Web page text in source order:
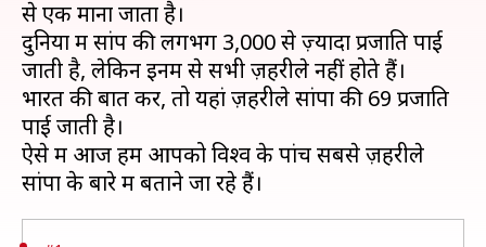
से एक माना जाता है।
दुनिया में सांप की लगभग 3,000 से ज़्यादा प्रजाति पाई
जाती है, लेकिन इनमें से सभी ज़हरीले नहीं होते हैं।
भारत की बात करें, तो यहां ज़हरीले सांपों की 69 प्रजाति
पाई जाती है।
ऐसे में आज हम आपको विश्व के पांच सबसे ज़हरीले